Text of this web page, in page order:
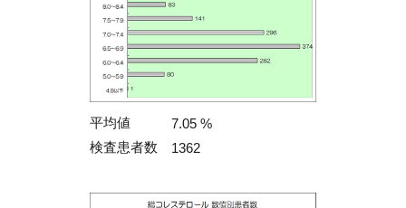
平均値
7.05 %
検査患者数
1362